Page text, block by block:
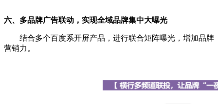
六、多品牌广告联动，实现全域品牌集中大曝光
结合多个百度系开屏产品，进行联合矩阵曝光，增加品牌
营销力。